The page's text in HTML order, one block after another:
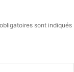
sont indiqués